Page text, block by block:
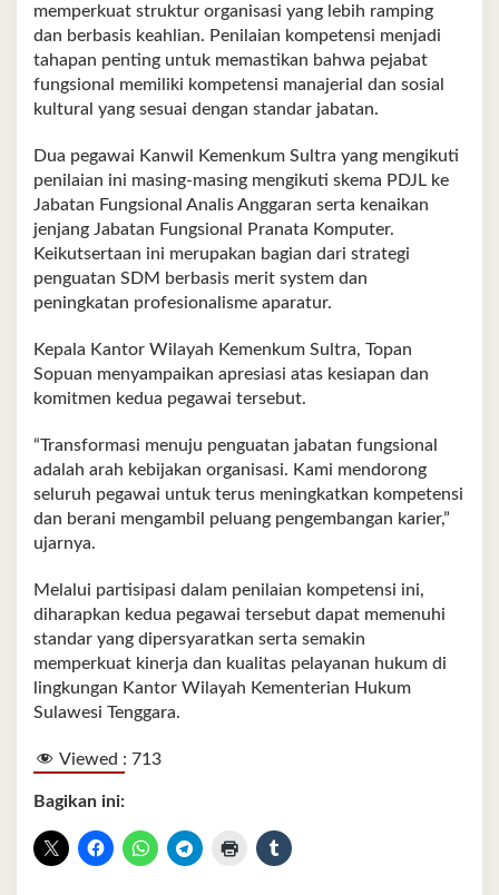
memperkuat struktur organisasi yang lebih ramping
dan berbasis keahlian. Penilaian kompetensi menjadi
tahapan penting untuk memastikan bahwa pejabat
fungsional memiliki kompetensi manajerial dan sosial
kultural yang sesuai dengan standar jabatan.
Dua pegawai Kanwil Kemenkum Sultra yang mengikuti
penilaian ini masing-masing mengikuti skema PDJL ke
Jabatan Fungsional Analis Anggaran serta kenaikan
jenjang Jabatan Fungsional Pranata Komputer.
Keikutsertaan ini merupakan bagian dari strategi
penguatan SDM berbasis merit system dan
peningkatan profesionalisme aparatur.
Kepala Kantor Wilayah Kemenkum Sultra, Topan
Sopuan menyampaikan apresiasi atas kesiapan dan
komitmen kedua pegawai tersebut.
“Transformasi menuju penguatan jabatan fungsional
adalah arah kebijakan organisasi. Kami mendorong
seluruh pegawai untuk terus meningkatkan kompetensi
dan berani mengambil peluang pengembangan karier,”
ujarnya.
Melalui partisipasi dalam penilaian kompetensi ini,
diharapkan kedua pegawai tersebut dapat memenuhi
standar yang dipersyaratkan serta semakin
memperkuat kinerja dan kualitas pelayanan hukum di
lingkungan Kantor Wilayah Kementerian Hukum
Sulawesi Tenggara.
Viewed : 713
Bagikan ini: